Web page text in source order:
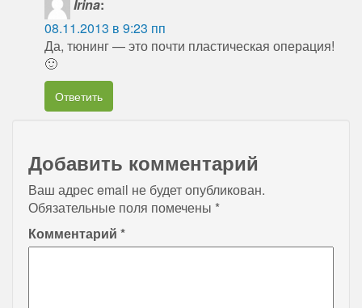
Irina:
08.11.2013 в 9:23 пп
Да, тюнинг — это почти пластическая операция!
🙂
Ответить
Добавить комментарий
Ваш адрес email не будет опубликован.
Обязательные поля помечены *
Комментарий *